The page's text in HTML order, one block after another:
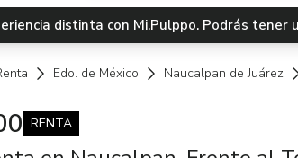
distinta con Mi.Pulppo. Podrás
Edo. de México Naucalpan de Juárez
RENTA